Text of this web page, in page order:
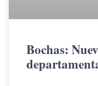
Bochas: